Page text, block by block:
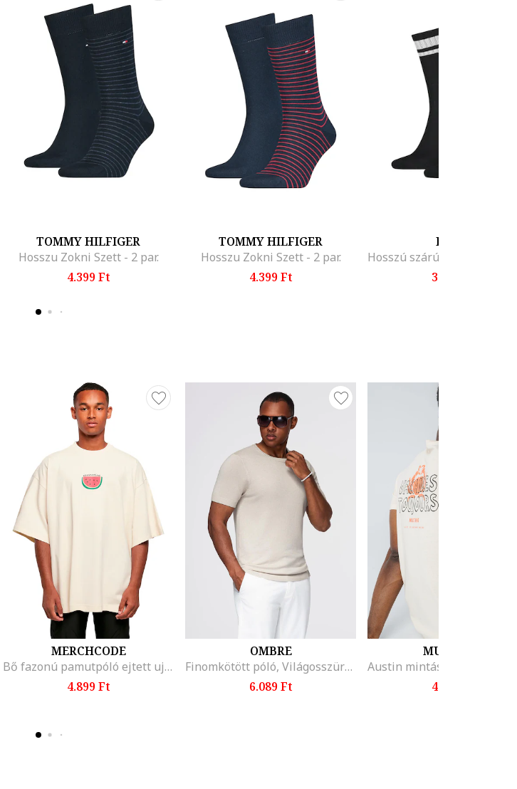
TOMMY HILFIGER
Hosszu Zokni Szett - 2 par.
4.399 Ft
TOMMY HILFIGER
Hosszu Zokni Szett - 2 par.
4.399 Ft
PUMA
3.899 Ft
MERCHCODE
Bő fazonú pamutpóló ejtett ujjakkal, Krémszín
4.899 Ft
OMBRE
Finomkötött póló, Világosszürke
6.089 Ft
MUSTANG
4.999 Ft